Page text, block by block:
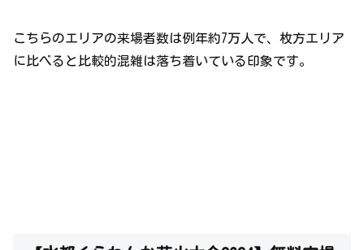
こちらのエリアの来場者数は例年約7万人で、枚方エリア
に比べると比較的混雑は落ち着いている印象です。